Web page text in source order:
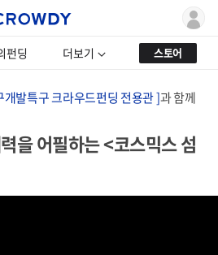
펀딩 더보기 스토어
개발특구 크라우드펀딩 전용관 ]과 함께
을 어필하는 <코스믹스 섬